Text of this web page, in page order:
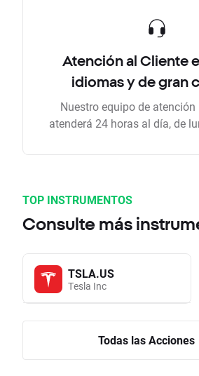
Atención al Cliente
idiomas y de gran
Nuestro equipo de
atenderá 24 horas al día, de
TOP INSTRUMENTOS
Consulte más
TSLA.US
Tesla Inc
Todas las Acciones